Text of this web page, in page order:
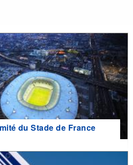
du Stade de France